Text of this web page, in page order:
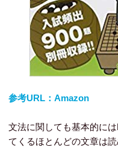
参考URL：Amazon
文法に関しても基本的に
てくるほとんどの文章は